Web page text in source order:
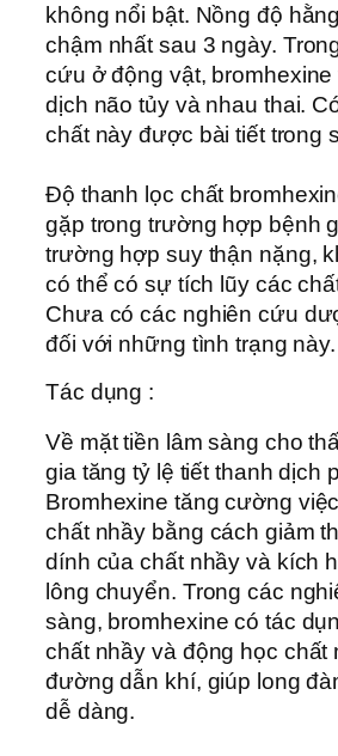
không nổi bật. Nồng độ
chậm nhất sau 3 ngày.
cứu ở động vật, bromhexine
dịch não tủy và nhau thai.
chất này được bài tiết trong
Ðộ thanh lọc chất
gặp trong trường hợp bệnh
trường hợp suy thận nặng,
có thể có sự tích lũy các
Chưa có các nghiên cứu
đối với những tình trạng này.
Tác dụng :
Về mặt tiền lâm sàng cho
gia tăng tỷ lệ tiết thanh dịch
Bromhexine tăng cường
chất nhầy bằng cách giảm
dính của chất nhầy và kích
lông chuyển. Trong các
sàng, bromhexine có tác
chất nhầy và động học chất
đường dẫn khí, giúp long
dễ dàng.